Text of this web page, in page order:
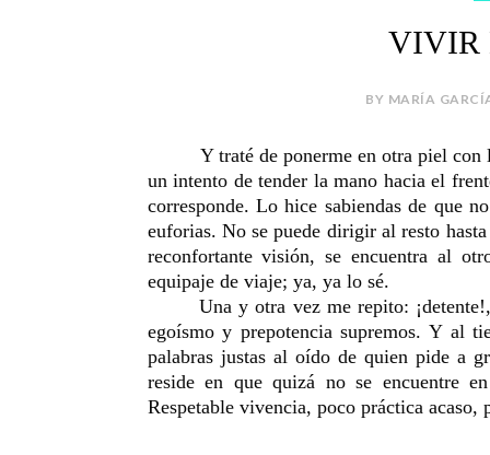
VIVIR
BY MARÍA
Y traté de ponerme en otra piel con
un intento de tender la mano hacia el
corresponde. Lo hice sabiendas de que
euforias. No se puede dirigir al resto
reconfortante visión, se encuentra al
equipaje de viaje; ya, ya lo sé.
Una y otra vez me repito:
egoísmo y prepotencia supremos. Y al
palabras justas al oído de quien pide a
reside en que quizá no se encuentre
Respetable vivencia, poco práctica